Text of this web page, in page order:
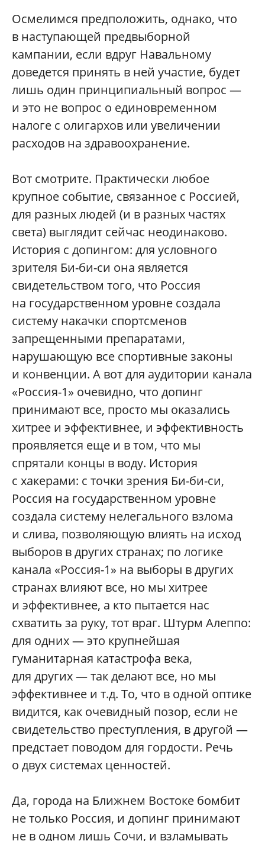
Осмелимся предположить, однако, что
в наступающей предвыборной
кампании, если вдруг Навальному
доведется принять в ней участие, будет
лишь один принципиальный вопрос —
и это не вопрос о единовременном
налоге с олигархов или увеличении
расходов на здравоохранение.
Вот смотрите. Практически любое
крупное событие, связанное с Россией,
для разных людей (и в разных частях
света) выглядит сейчас неодинаково.
История с допингом: для условного
зрителя Би-би-си она является
свидетельством того, что Россия
на государственном уровне создала
систему накачки спортсменов
запрещенными препаратами,
нарушающую все спортивные законы
и конвенции. А вот для аудитории канала
«Россия-1» очевидно, что допинг
принимают все, просто мы оказались
хитрее и эффективнее, и эффективность
проявляется еще и в том, что мы
спрятали концы в воду. История
с хакерами: с точки зрения Би-би-си,
Россия на государственном уровне
создала систему нелегального взлома
и слива, позволяющую влиять на исход
выборов в других странах; по логике
канала «Россия-1» на выборы в других
странах влияют все, но мы хитрее
и эффективнее, а кто пытается нас
схватить за руку, тот враг. Штурм Алеппо:
для одних — это крупнейшая
гуманитарная катастрофа века,
для других — так делают все, но мы
эффективнее и т.д. То, что в одной оптике
видится, как очевидный позор, если не
свидетельство преступления, в другой —
предстает поводом для гордости. Речь
о двух системах ценностей.
Да, города на Ближнем Востоке бомбит
не только Россия, и допинг принимают
не в одном лишь Сочи, и взламывать